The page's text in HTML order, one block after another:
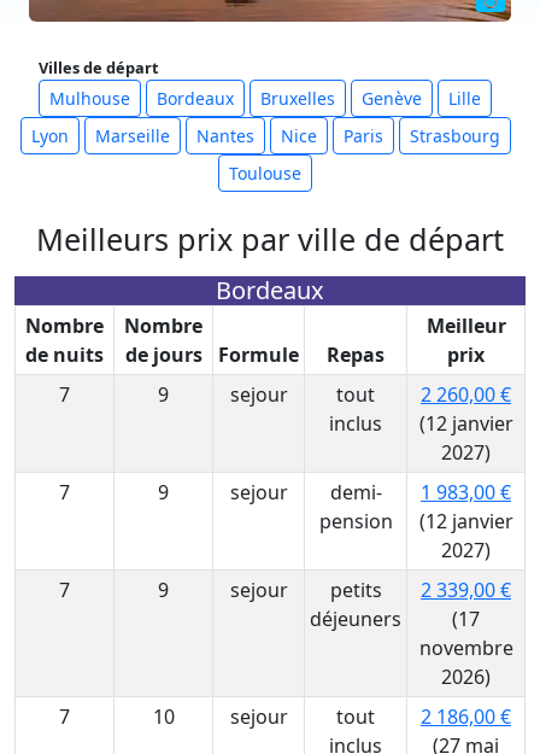
Villes de départ
Mulhouse Bordeaux Bruxelles Genève
Lille
Lyon
Marseille Nantes Nice Paris
Strasbourg
Toulouse
Meilleurs prix par ville de départ
Bordeaux
Nombre
de nuits
Nombre
de jours
Formule Repas
Meilleur
prix
7
9 sejour
tout
inclus
2 260,00 €
(12 janvier
2027)
7
9 sejour
demi-
pension
1 983,00 €
(12 janvier
2027)
7
9 sejour
petits
déjeuners
2 339,00 €
(17
novembre
2026)
7
10 sejour
tout
inclus
2 186,00 €
(27 mai